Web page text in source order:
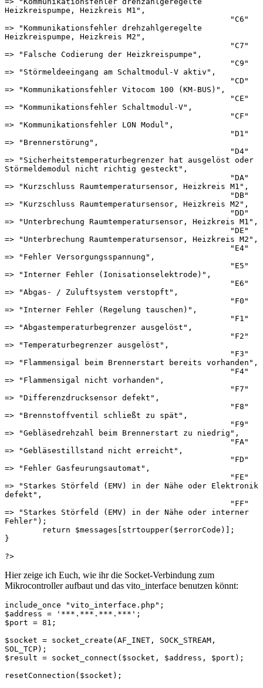
Hier zeige ich Euch, wie ihr die Socket-Verbindung zum
Mikrocontroller aufbaut und das vito_interface benutzen könnt:
include_once "vito_interface.php";
$address = '***.***.***.***';
$port = 81;
$socket = socket_create(AF_INET, SOCK_STREAM,
SOL_TCP);
$result = socket_connect($socket, $address, $port);
resetConnection($socket);